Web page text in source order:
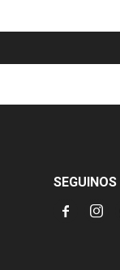
SEGUINOS
 